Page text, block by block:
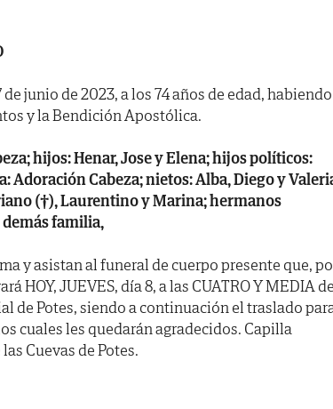
junio de 2023, a los 74 años de edad, habiendo
y la Bendición Apostólica.
hijos: Henar, Jose y Elena; hijos políticos:
Adoración Cabeza; nietos: Alba, Diego y
(†), Laurentino y Marina; hermanos
familia,
y asistan al funeral de cuerpo presente que,
HOY, JUEVES, día 8, a las CUATRO Y MEDIA de
de Potes, siendo a continuación el traslado
cuales les quedarán agradecidos. Capilla
Cuevas de Potes.